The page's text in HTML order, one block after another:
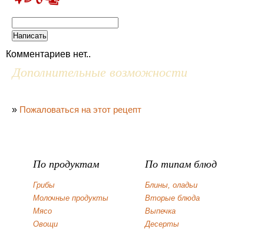
Комментариев нет..
Дополнительные возможности
» Пожаловаться на этот рецепт
По продуктам
Грибы
Молочные продукты
Мясо
Овощи
По типам блюд
Блины, оладьи
Вторые блюда
Выпечка
Десерты